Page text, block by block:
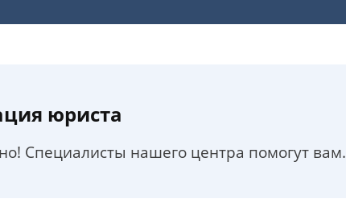
юриста
Специалисты нашего центра помогут вам.